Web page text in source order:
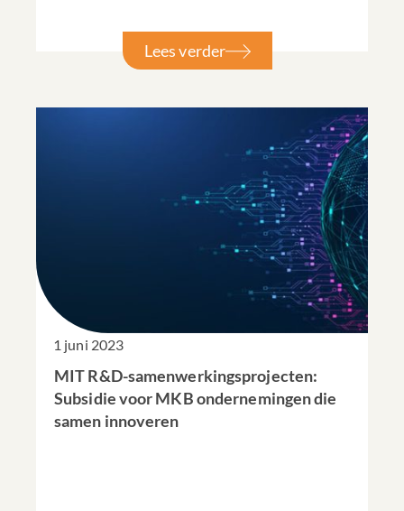
Lees verder
1 juni 2023
MIT R&D-samenwerkingsprojecten:
Subsidie voor MKB ondernemingen die
samen innoveren